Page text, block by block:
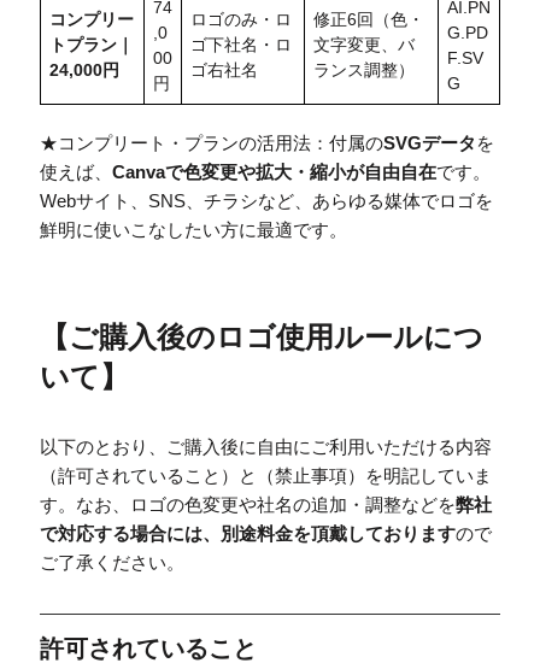
コンプリー
トプラン｜
24,000円
74
,0
00
円
ロゴのみ・ロ
ゴ下社名・ロ
ゴ右社名
修正6回（色・
文字変更、バ
ランス調整）
AI.PN
G.PD
F.SV
G
★コンプリート・プランの活用法：付属のSVGデータ を
使えば、 Canvaで色変更や拡大・縮小が自由自在です。
Webサイト、SNS、チラシなど、あらゆる媒体でロゴを
鮮明に使いこなしたい方に最適です。
【ご購入後のロゴ使用ルールにつ
いて 】
以下のとおり、ご購入後に自由にご利用いただける内容
（許可されていること）と（禁止事項）を明記していま
す。なお、ロゴの色変更や社名の追加・調整などを弊社
で対応する場合には、別途料金を頂戴しておりますので
ご了承ください。
許可されていること